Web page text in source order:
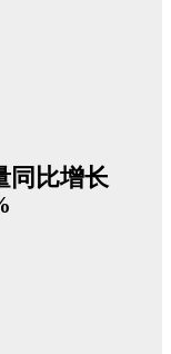
同比增长